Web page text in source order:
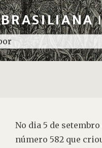
BRASILIANA
No dia 5 de setembro
número 582 que